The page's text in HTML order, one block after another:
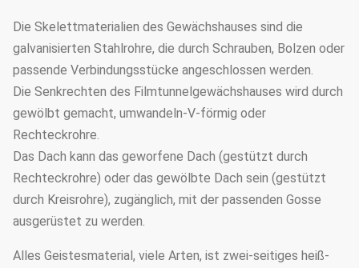
Die Skelettmaterialien des Gewächshauses sind die
galvanisierten Stahlrohre, die durch Schrauben, Bolzen oder
passende Verbindungsstücke angeschlossen werden.
Die Senkrechten des Filmtunnelgewächshauses wird durch
gewölbt gemacht, umwandeln-V-förmig oder
Rechteckrohre.
Das Dach kann das geworfene Dach (gestützt durch
Rechteckrohre) oder das gewölbte Dach sein (gestützt
durch Kreisrohre), zugänglich, mit der passenden Gosse
ausgerüstet zu werden.
Alles Geistesmaterial, viele Arten, ist zwei-seitiges heiß-